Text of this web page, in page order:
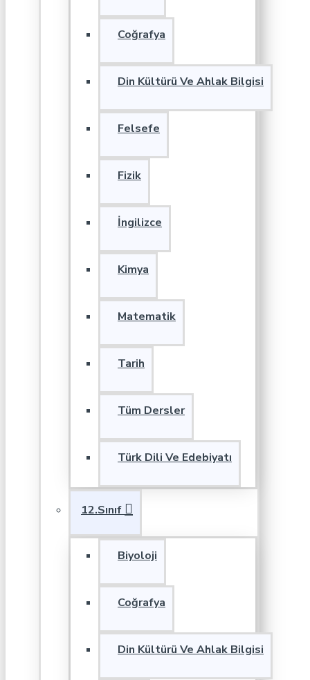
Coğrafya
Din Kültürü Ve Ahlak Bilgisi
Felsefe
Fizik
İngilizce
Kimya
Matematik
Tarih
Tüm Dersler
Türk Dili Ve Edebiyatı
12.Sınıf
Biyoloji
Coğrafya
Din Kültürü Ve Ahlak Bilgisi